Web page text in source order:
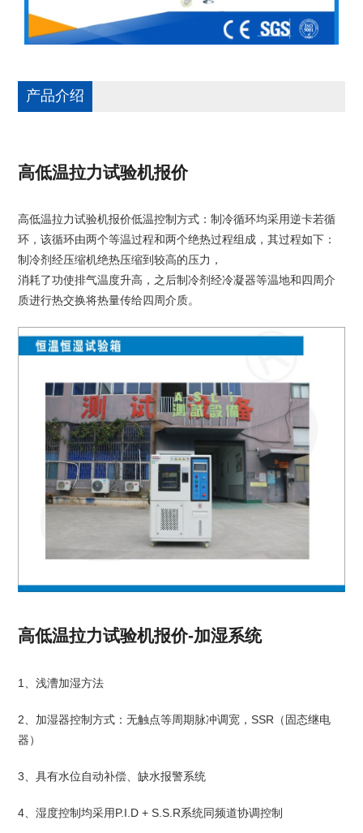
产品介绍
高低温拉力试验机报价
高低温拉力试验机报价低温控制方式：制冷循环均采用逆卡若循
环，该循环由两个等温过程和两个绝热过程组成，其过程如下：
制冷剂经压缩机绝热压缩到较高的压力，
消耗了功使排气温度升高，之后制冷剂经冷凝器等温地和四周介
质进行热交换将热量传给四周介质。
高低温拉力试验机报价-加湿系统
1、浅漕加湿方法
2、加湿器控制方式：无触点等周期脉冲调宽，SSR（固态继电
器）
3、具有水位自动补偿、缺水报警系统
4、湿度控制均采用P.I.D + S.S.R系统同频道协调控制